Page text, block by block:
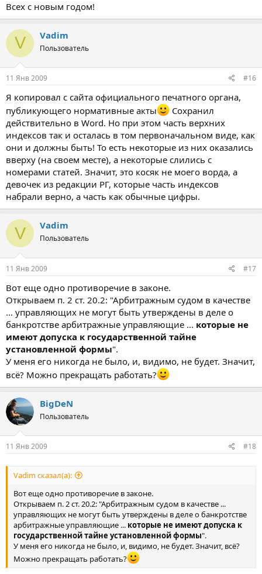
Всех с новым годом!
V Vadim
Пользователь
11 Янв 2009 #16
Я копировал с сайта официального печатного органа,
публикующего нормативные акты
Сохранил
действительно в Word. Но при этом часть верхних
индексов так и осталась в том первоначальном виде, как
они и должны быть! То есть некоторые из них оказались
вверху (на своем месте), а некоторые слились с
номерами статей. Значит, это косяк не моего ворда, а
девочек из редакции РГ, которые часть индексов
набрали верно, а часть как обычные цифры.
V Vadim
Пользователь
11 Янв 2009 #17
Вот еще одно противоречие в законе.
Открываем п. 2 ст. 20.2: "Арбитражным судом в качестве
... управляющих не могут быть утверждены в деле о
банкротстве арбитражные управляющие ... которые не
имеют допуска к государственной тайне
установленной формы".
У меня его никогда не было, и, видимо, не будет. Значит,
всё? Можно прекращать работать?
BigDeN
Пользователь
11 Янв 2009 #18
Vadim сказал(а):
Вот еще одно противоречие в законе.
Открываем п. 2 ст. 20.2: "Арбитражным судом в качестве ...
управляющих не могут быть утверждены в деле о банкротстве
арбитражные управляющие ... которые не имеют допуска к
государственной тайне установленной формы".
У меня его никогда не было, и, видимо, не будет. Значит, всё?
Можно прекращать работать?